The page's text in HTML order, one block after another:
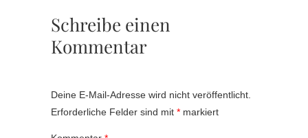
Schreibe einen
Kommentar
Deine E-Mail-Adresse wird nicht veröffentlicht.
Erforderliche Felder sind mit * markiert